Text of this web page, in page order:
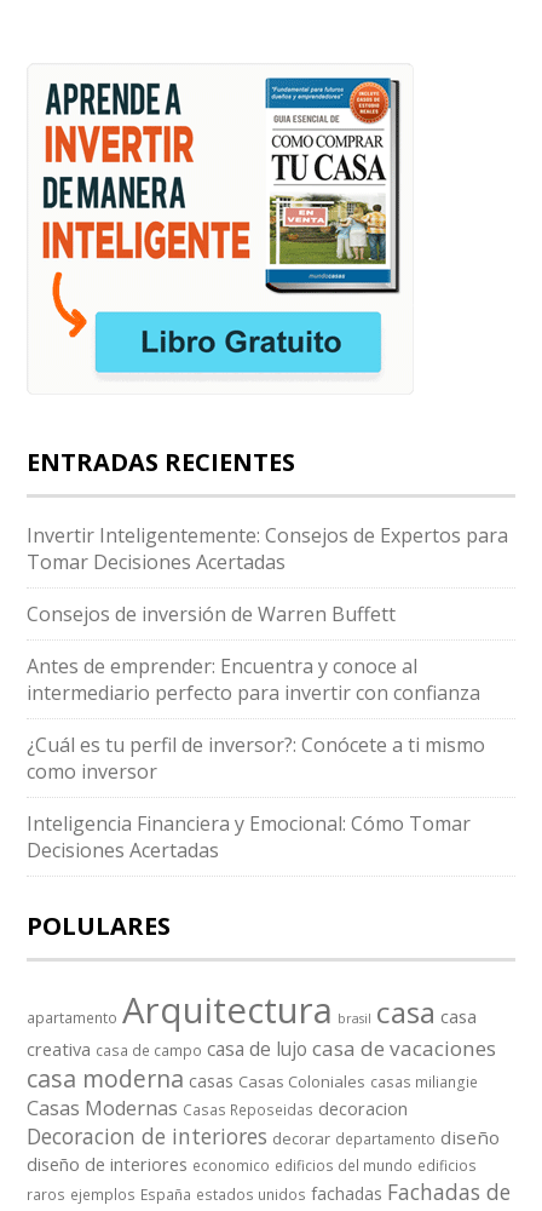
ENTRADAS RECIENTES
Invertir Inteligentemente: Consejos de Expertos para
Tomar Decisiones Acertadas
Consejos de inversión de Warren Buffett
Antes de emprender: Encuentra y conoce al
intermediario perfecto para invertir con confianza
¿Cuál es tu perfil de inversor?: Conócete a ti mismo
como inversor
Inteligencia Financiera y Emocional: Cómo Tomar
Decisiones Acertadas
POLULARES
apartamento Arquitectura brasil casa casa
creativa casa de campo casa de lujo casa de vacaciones
casa moderna casas Casas Coloniales casas miliangie
Casas Modernas Casas Reposeidas decoracion
Decoracion de interiores decorar departamento diseño
diseño de interiores economico edificios del mundo edificios
raros ejemplos España estados unidos fachadas Fachadas de